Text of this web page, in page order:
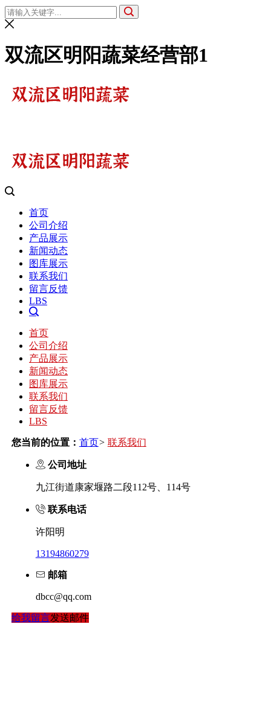
双流区明阳蔬菜经营部1
首页
公司介绍
产品展示
新闻动态
图库展示
联系我们
留言反馈
LBS
首页
公司介绍
产品展示
新闻动态
图库展示
联系我们
留言反馈
LBS
您当前的位置： 首页> 联系我们
公司地址
九江街道康家堰路二段112号、114号
联系电话
许阳明
13194860279
邮箱
dbcc@qq.com
给我留言发送邮件